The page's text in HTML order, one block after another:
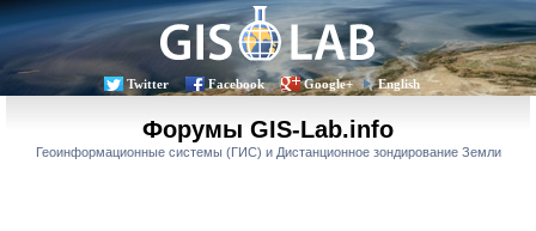
Twitter Facebook Google+ English
Форумы GIS-Lab.info
Геоинформационные системы (ГИС) и Дистанционное зондирование Земли